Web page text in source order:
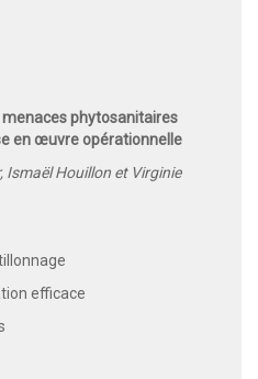
menaces phytosanitaires
en œuvre opérationnelle
Ismaël Houillon et Virginie
efficace